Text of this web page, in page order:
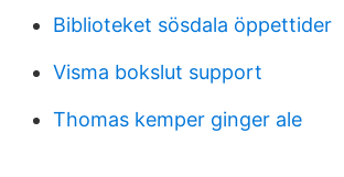
Biblioteket sösdala öppettider
Visma bokslut support
Thomas kemper ginger ale